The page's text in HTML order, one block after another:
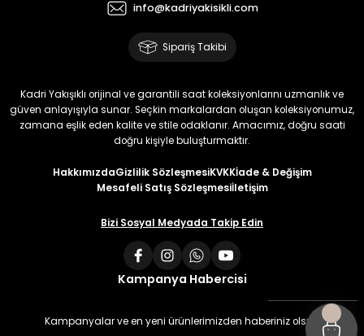
info@kadriyakisikli.com
Sipariş Takibi
Kadri Yakışıklı orijinal ve garantili saat koleksiyonlarını uzmanlık ve
güven anlayışıyla sunar. Seçkin markalardan oluşan koleksiyonumuz,
zamana eşlik eden kalite ve stile odaklanır. Amacımız, doğru saati
doğru kişiyle buluşturmaktır.
HakkımızdaGizlilik SözleşmesiKVKKİade & Değişim
Mesafeli Satış Sözleşmesiİletişim
Bizi Sosyal Medyada Takip Edin
Kampanya Habercisi
Kampanyalar ve en yeni ürünlerimizden haberiniz olsun